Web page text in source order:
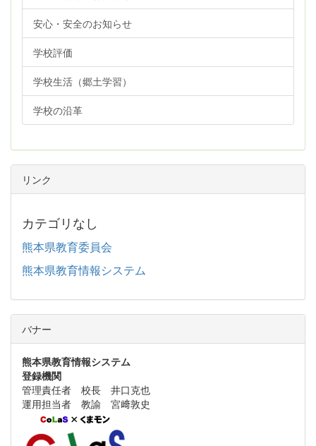
安心・安全のお知らせ
学校評価
学校生活（郷土学習）
学校の沿革
リンク
カテゴリなし
熊本県教育委員会
熊本県教育情報システム
バナー
熊本県教育情報システム
登録機関
管理責任者 校長 井口克也
運用担当者 教諭 宮﨑敦史